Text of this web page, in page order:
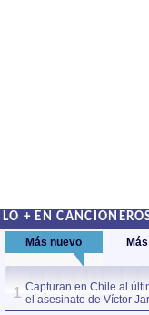
LO + EN
Más nuevo
1 Capturan en Chile al
el asesinato de Víctor